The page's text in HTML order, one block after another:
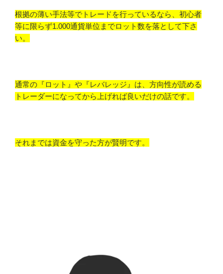
根拠の薄い手法等でトレードを行っているなら、初心者
等に限らず1.000通貨単位までロット数を落として下さ
い。
通常の『ロット』や『レバレッジ』は、方向性が読める
トレーダーになってから上げれば良いだけの話です。
それまでは資金を守った方が賢明です。